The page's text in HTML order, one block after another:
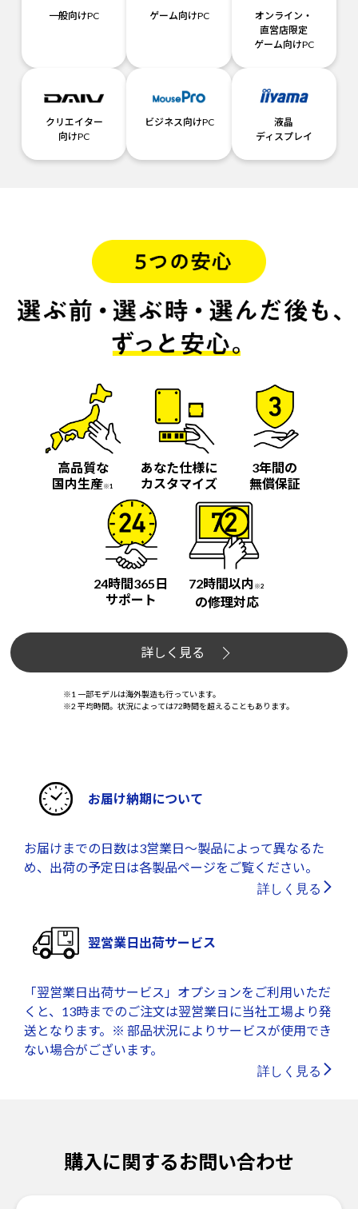
一般向けPC ゲーム向けPC
オンライン・
直営店限定
ゲーム向けPC
クリエイター
向けPC
ビジネス向けPC
液晶
ディスプレイ
高品質な
国内生産※1
あなた仕様に
カスタマイズ
3年間の
無償保証
24時間365日
サポート
72時間以内 ※2
の修理対応
詳しく見る
※1 一部モデルは海外製造も行っています。
※2 平均時間。状況によっては72時間を超えることもあります。
お届け納期について
お届けまでの日数は3営業日～製品によって異なるた
め、出荷の予定日は各製品ページをご覧ください。
詳しく見る
翌営業日出荷サービス
「翌営業日出荷サービス」オプションをご利用いただ
くと、13時までのご注文は翌営業日に当社工場より発
送となります。※ 部品状況によりサービスが使用でき
ない場合がございます。
詳しく見る
購入に関するお問い合わせ